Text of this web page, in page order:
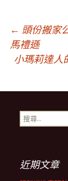
文
章
導
覽
列
← 頭份搬家
馬禮遜
小瑪莉達人
搜
尋
近期文章